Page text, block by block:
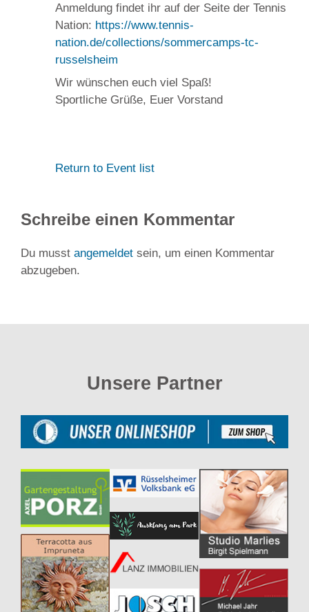
Anmeldung findet ihr auf der Seite der Tennis
Nation: https://www.tennis-
nation.de/collections/sommercamps-tc-
russelsheim
Wir wünschen euch viel Spaß!
Sportliche Grüße, Euer Vorstand
Return to Event list
Schreibe einen Kommentar
Du musst angemeldet sein, um einen Kommentar
abzugeben.
Unsere Partner